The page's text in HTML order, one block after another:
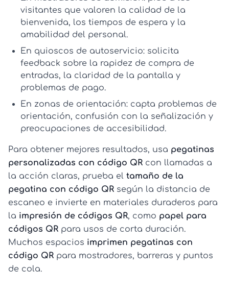
visitantes que valoren la calidad de la
bienvenida, los tiempos de espera y la
amabilidad del personal.
En quioscos de autoservicio: solicita
feedback sobre la rapidez de compra de
entradas, la claridad de la pantalla y
problemas de pago.
En zonas de orientación: capta problemas de
orientación, confusión con la señalización y
preocupaciones de accesibilidad.
Para obtener mejores resultados, usa pegatinas
personalizadas con código QR con llamadas a
la acción claras, prueba el tamaño de la
pegatina con código QR según la distancia de
escaneo e invierte en materiales duraderos para
la impresión de códigos QR, como papel para
códigos QR para usos de corta duración.
Muchos espacios imprimen pegatinas con
código QR para mostradores, barreras y puntos
de cola.